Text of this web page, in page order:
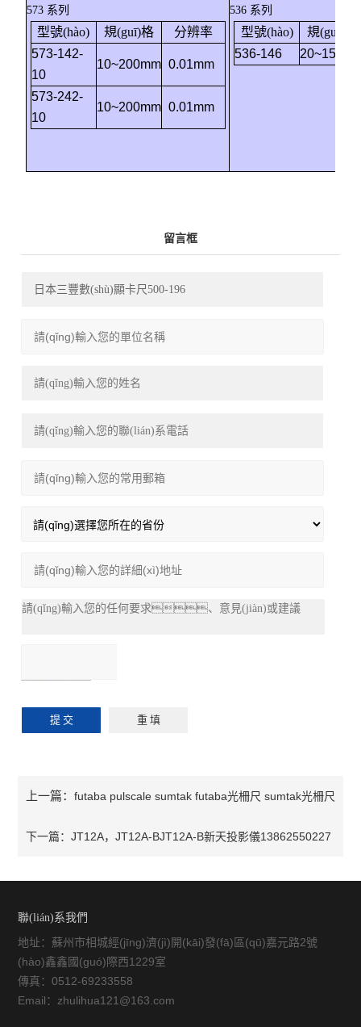
573 系列
型號(hào) 規(guī)格
分辨率
573-142-
10
10~200mm 0.01mm
573-242-
10
10~200mm 0.01mm
536 系列
型號(hào)
規(guī)格
536-146
留言框
上一篇：futaba pulscale sumtak futaba光柵尺 sumtak光柵尺
sumtak數(shù)futaba pulscale,sumtak futaba光柵尺,sumtak光柵
下一篇：JT12A，JT12A-BJT12A-B新天投影儀13862550227
聯(lián)系我們
地址：蘇州市相城經(jīng)濟(jì)開(kāi)發(fā)區(qū)嘉元路2號
(hào)鑫鑫國(guó)際西1229室
傳真：0512-69233558
Email：zhulihua121@163.com